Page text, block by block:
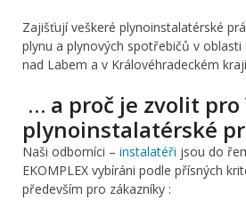
Zajišťují veškeré plynoinstalatérské
plynu a plynových spotřebičů v
nad Labem a v Královéhradeckém
… a proč je zvolit pro
plynoinstalatérské
Naši odborníci – instalatéři jsou do
EKOMPLEX vybíráni podle přísných
především pro zákazníky :